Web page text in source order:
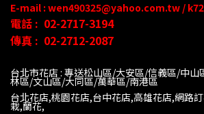
E-mail : wen490325@yahoo.com.tw /
電話 : 02-2717-3194
傳真 : 02-2712-2087
台北市花店 : 專送松山區/大安區/信義區/中
林區/文山區/大同區/萬華區/南港區
台北花店,桃園花店,台中花店,高雄花店,網路
栽,蘭花,